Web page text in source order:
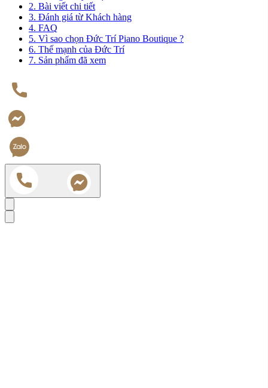
2. Bài viết chi tiết
3. Đánh giá từ Khách hàng
4. FAQ
5. Vì sao chọn Đức Trí Piano Boutique ?
6. Thế mạnh của Đức Trí
7. Sản phẩm đã xem